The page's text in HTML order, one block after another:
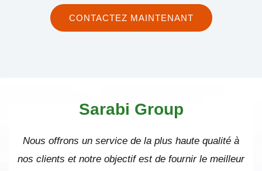
CONTACTEZ MAINTENANT
Sarabi Group
Nous offrons un service de la plus haute qualité à
nos clients et notre objectif est de fournir le meilleur